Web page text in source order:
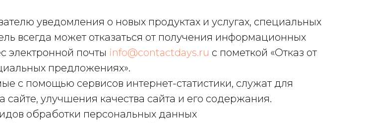
уведомления о новых продуктах и услугах, специальных
всегда может отказаться от получения информационных
электронной почты info@contactdays.ru с пометкой «Отказ от
предложениях».
с помощью сервисов интернет-статистики, служат для
улучшения качества сайта и его содержания.
обработки персональных данных